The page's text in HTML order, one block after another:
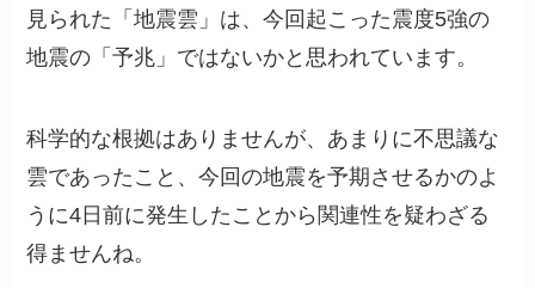
見られた「地震雲」は、今回起こった震度5強の
地震の「予兆」ではないかと思われています。
科学的な根拠はありませんが、あまりに不思議な
雲であったこと、今回の地震を予期させるかのよ
うに4日前に発生したことから関連性を疑わざる
得ませんね。